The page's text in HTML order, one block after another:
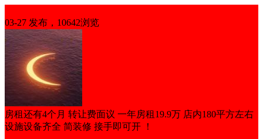
03-27 发布，10642浏览
房租还有4个月 转让费面议 一年房租19.9万 店内180平方左右
设施设备齐全 简装修 接手即可开 ！